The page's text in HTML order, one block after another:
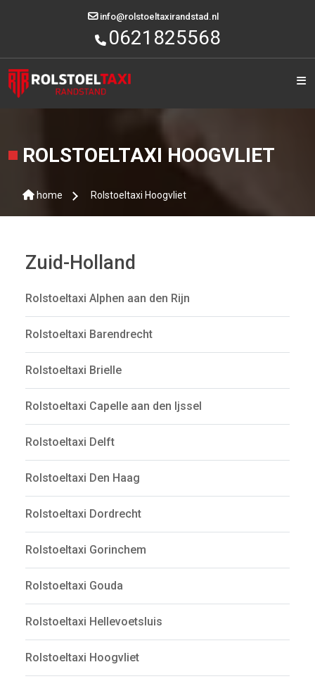
info@rolstoeltaxirandstad.nl
0621825568
OVER
STEDEN
ALLE
ROLSTOELTAXI HOOGVLIET
home Rolstoeltaxi Hoogvliet
Zuid-Holland
Rolstoeltaxi Alphen aan den Rijn
Rolstoeltaxi Barendrecht
Rolstoeltaxi Brielle
Rolstoeltaxi Capelle aan den Ijssel
Rolstoeltaxi Delft
Rolstoeltaxi Den Haag
Rolstoeltaxi Dordrecht
Rolstoeltaxi Gorinchem
Rolstoeltaxi Gouda
Rolstoeltaxi Hellevoetsluis
Rolstoeltaxi Hoogvliet